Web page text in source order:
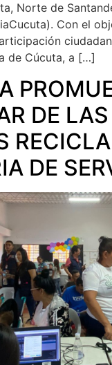
Norte de
Con el
de Cúcuta, a […]
DE LAS
DE